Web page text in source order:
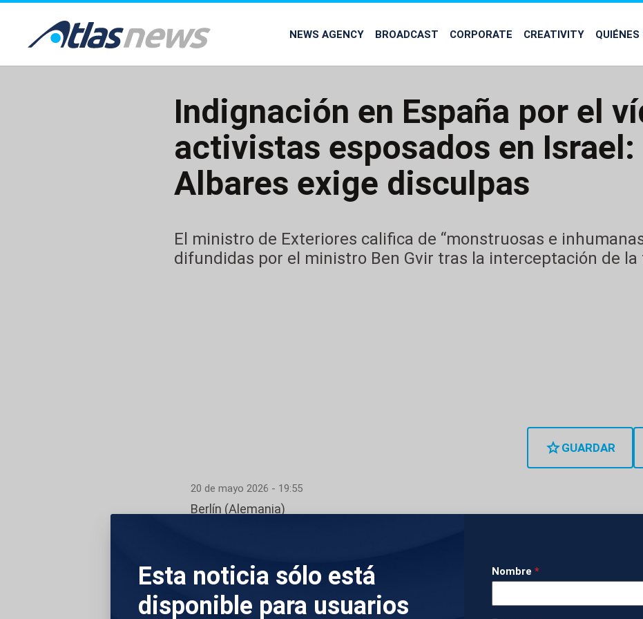
common.go-to-content
NEWS AGENCY BROADCAST CORPORATE CREATIVITY
Indignación en España por el
activistas esposados en Israel:
Albares exige disculpas
El ministro de Exteriores califica de “monstruosas e
difundidas por el ministro Ben Gvir tras la interceptación de la
GUARDAR
Esta noticia sólo está
disponible para usuarios
Nombre *
20 de mayo 2026 - 19:55
Berlín (Alemania)
unas imágenes del ministro de Seguridad Nacional israelí, Itamar Ben-Gvir,
aparece caminando entre decenas de activistas internacionales
tras la interceptación de una flotilla humanitaria con destino a la Franja de